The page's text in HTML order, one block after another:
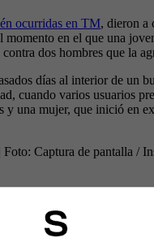
ocurridas en TM, dieron a
momento en el que una
dos hombres que la
días al interior de un
cuando varios usuarios
y una mujer, que inició en
| Foto: Captura de pantalla /
todo inició en un
los sujetos le haló el pelo,
quien de inmediato